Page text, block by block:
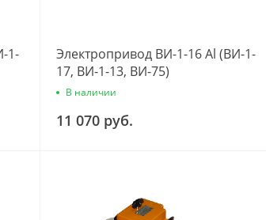
1-
Электропривод ВИ-1-16 Al (ВИ-1-
17, ВИ-1-13, ВИ-75)
В наличии
11 070 руб.